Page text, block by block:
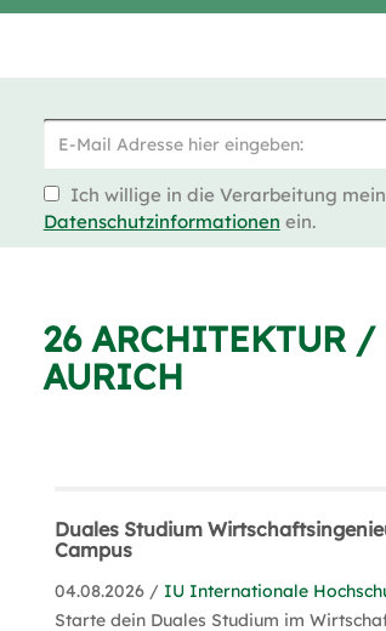
Ich willige in die Verarbeitung
Datenschutzinformationen ein.
26 ARCHITEKTUR
AURICH
Duales Studium
Campus
04.08.2026 / IU Internationale
Starte dein Duales Studium im